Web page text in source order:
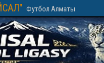
Футбол Алматы